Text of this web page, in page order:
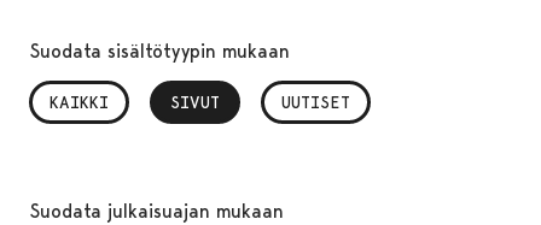
Suodata sisältötyypin mukaan
KAIKKI SIVUT
, VALITTU UUTISET
Suodata julkaisuajan mukaan